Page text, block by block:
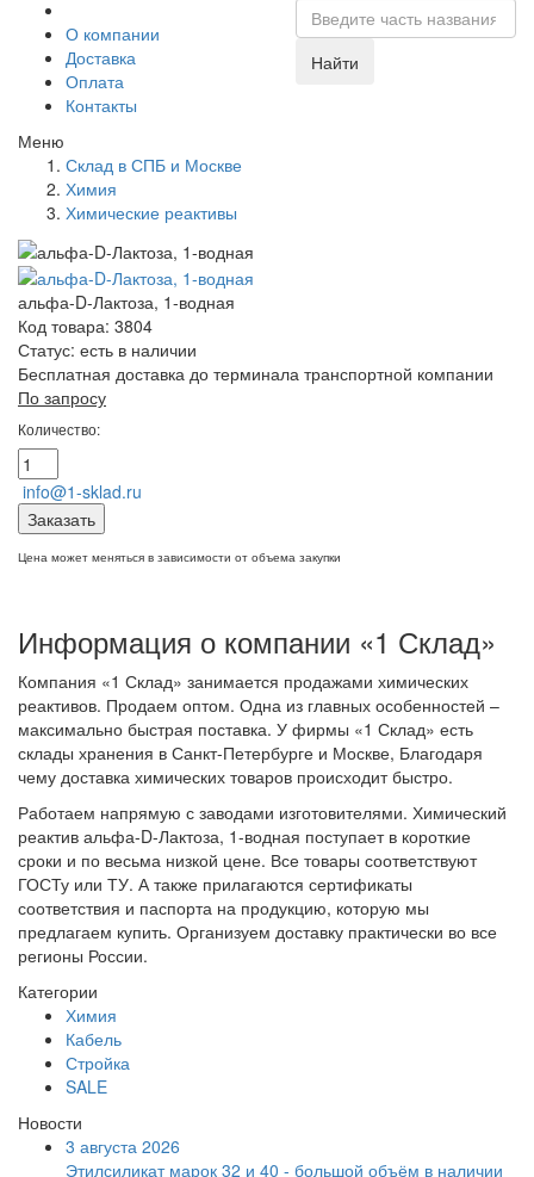
О компании
Доставка
Оплата
Контакты
Найти
Меню
Склад в СПБ и Москве
Химия
Химические реактивы
альфа-D-Лактоза, 1-водная
Код товара: 3804
Статус: есть в наличии
Бесплатная доставка до терминала транспортной компании
По запросу
Количество:
info@1-sklad.ru
Заказать
Цена может меняться в зависимости от объема закупки
Информация о компании «1 Склад»
Компания «1 Склад» занимается продажами химических
реактивов. Продаем оптом. Одна из главных особенностей –
максимально быстрая поставка. У фирмы «1 Склад» есть
склады хранения в Санкт-Петербурге и Москве, Благодаря
чему доставка химических товаров происходит быстро.
Работаем напрямую с заводами изготовителями. Химический
реактив альфа-D-Лактоза, 1-водная поступает в короткие
сроки и по весьма низкой цене. Все товары соответствуют
ГОСТу или ТУ. А также прилагаются сертификаты
соответствия и паспорта на продукцию, которую мы
предлагаем купить. Организуем доставку практически во все
регионы России.
Категории
Химия
Кабель
Стройка
SALE
Новости
3 августа 2026
Этилсиликат марок 32 и 40 - большой объём в наличии